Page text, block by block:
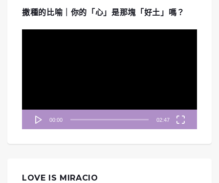
撒種的比喻｜你的「心」是那塊「好土」嗎？
00:00 02:47
LOVE IS MIRACIO